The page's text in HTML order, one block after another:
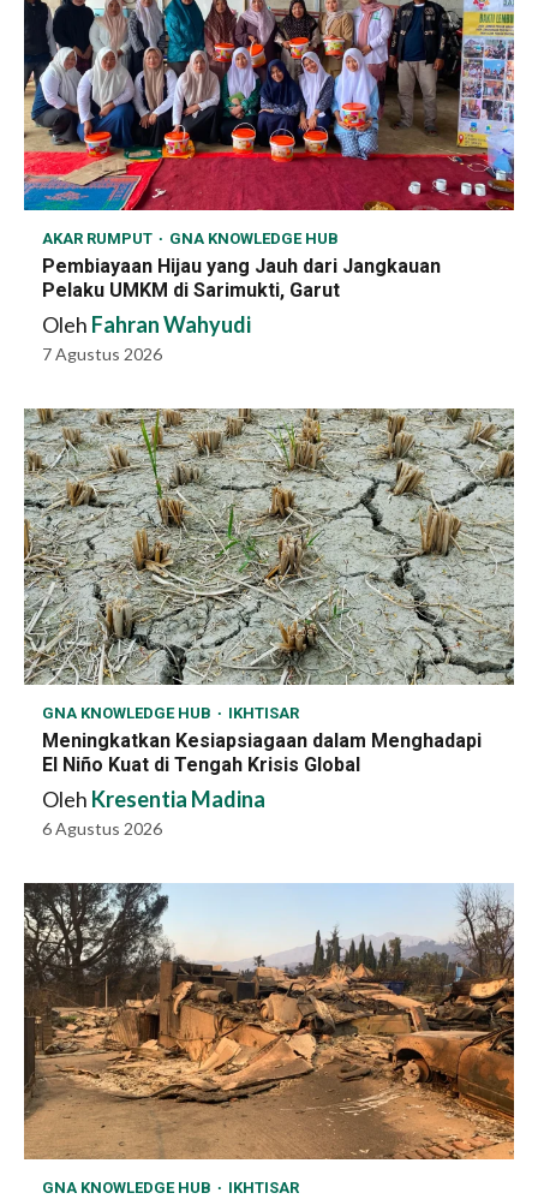
AKAR RUMPUT GNA KNOWLEDGE HUB
Pembiayaan Hijau yang Jauh dari Jangkauan
Pelaku UMKM di Sarimukti, Garut
Oleh Fahran Wahyudi
7 Agustus 2026
GNA KNOWLEDGE HUB IKHTISAR
Meningkatkan Kesiapsiagaan dalam Menghadapi
El Niño Kuat di Tengah Krisis Global
Oleh Kresentia Madina
6 Agustus 2026
GNA KNOWLEDGE HUB IKHTISAR